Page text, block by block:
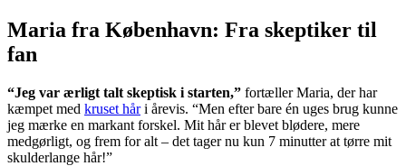
Maria fra København: Fra skeptiker til
fan
“Jeg var ærligt talt skeptisk i starten,” fortæller Maria, der har
kæmpet med kruset håri årevis. “Men efter bare én uges brug kunne
jeg mærke en markant forskel. Mit hår er blevet blødere, mere
medgørligt, og frem for alt – det tager nu kun 7 minutter at tørre mit
skulderlange hår!”